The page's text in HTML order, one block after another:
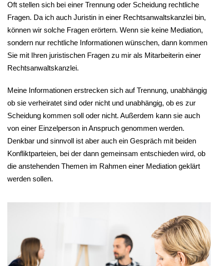
Oft stellen sich bei einer Trennung oder Scheidung rechtliche
Fragen. Da ich auch Juristin in einer Rechtsanwaltskanzlei bin,
können wir solche Fragen erörtern. Wenn sie keine Mediation,
sondern nur rechtliche Informationen wünschen, dann kommen
Sie mit Ihren juristischen Fragen zu mir als Mitarbeiterin einer
Rechtsanwaltskanzlei.
Meine Informationen erstrecken sich auf Trennung, unabhängig
ob sie verheiratet sind oder nicht und unabhängig, ob es zur
Scheidung kommen soll oder nicht. Außerdem kann sie auch
von einer Einzelperson in Anspruch genommen werden.
Denkbar und sinnvoll ist aber auch ein Gespräch mit beiden
Konfliktparteien, bei der dann gemeinsam entschieden wird, ob
die anstehenden Themen im Rahmen einer Mediation geklärt
werden sollen.